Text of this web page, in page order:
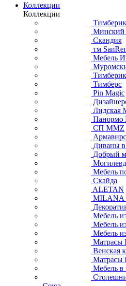
Коллекции
Коллекции
Минский
Скандия
тм
Мебель
Тимберс
Pin Magic
Лидская
Панормо
СП ММZ
Диваны в
Добрый
Мебель
Скайда
ALETAN
MILANA
Мебель
Мебель
Мебель
Матрасы
Венская
Матрасы
Мебель в